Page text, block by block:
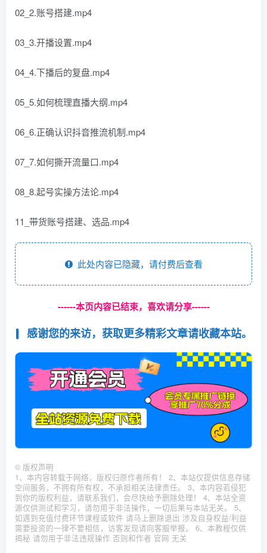
02_2.账号搭建.mp4
03_3.开播设置.mp4
04_4.下播后的复盘.mp4
05_5.如何梳理直播大纲.mp4
06_6.正确认识抖音推流机制.mp4
07_7.如何撕开流量口.mp4
08_8.起号实操方法论.mp4
11_带货账号搭建、选品.mp4
此处内容已隐藏，请付费后查看
------本页内容已结束，喜欢请分享------
感谢您的来访，获取更多精彩文章请收藏本站。
© 版权声明
1、本内容转载于网络，版权归原作者所有！ 2、本站仅提供信息存储
空间服务，不拥有所有权，不承担相关法律责任。 3、本内容若侵犯
到你的版权利益，请联系我们，会尽快给予删除处理！ 4、本站全资
源仅供测试和学习，请勿用于非法操作，一切后果与本站无关。 5、
如遇到充值付费环节课程或软件 请马上删除退出 涉及自身权益/利益
需要投资的一律不要相信，访客发现请向客服举报。 6、本教程仅供
揭秘 请勿用于非法违规操作 否则和作者 官网 无关